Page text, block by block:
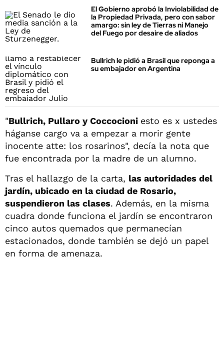
El Gobierno aprobó la Inviolabilidad de
la Propiedad Privada, pero con sabor
amargo: sin ley de Tierras ni Manejo
del Fuego por desaire de aliados
Bullrich le pidió a Brasil que reponga a
su embajador en Argentina
"Bullrich, Pullaro y Coccocioni esto es x ustedes
háganse cargo va a empezar a morir gente
inocente atte: los rosarinos", decía la nota que
fue encontrada por la madre de un alumno.
Tras el hallazgo de la carta, las autoridades del
jardín, ubicado en la ciudad de Rosario,
suspendieron las clases. Además, en la misma
cuadra donde funciona el jardín se encontraron
cinco autos quemados que permanecían
estacionados, donde también se dejó un papel
en forma de amenaza.